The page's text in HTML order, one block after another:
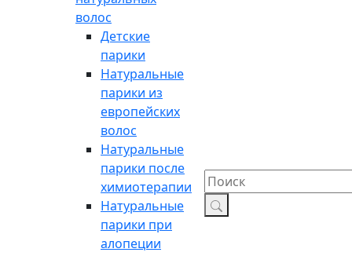
волос
Детские
парики
Натуральные
парики из
европейских
волос
Натуральные
парики после
химиотерапии
Натуральные
парики при
алопеции